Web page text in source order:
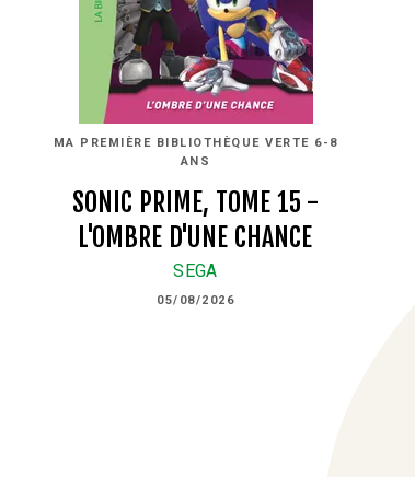
MA PREMIÈRE BIBLIOTHÈQUE VERTE 6-8
ANS
SONIC PRIME, TOME 15 -
L'OMBRE D'UNE CHANCE
SEGA
05/08/2026